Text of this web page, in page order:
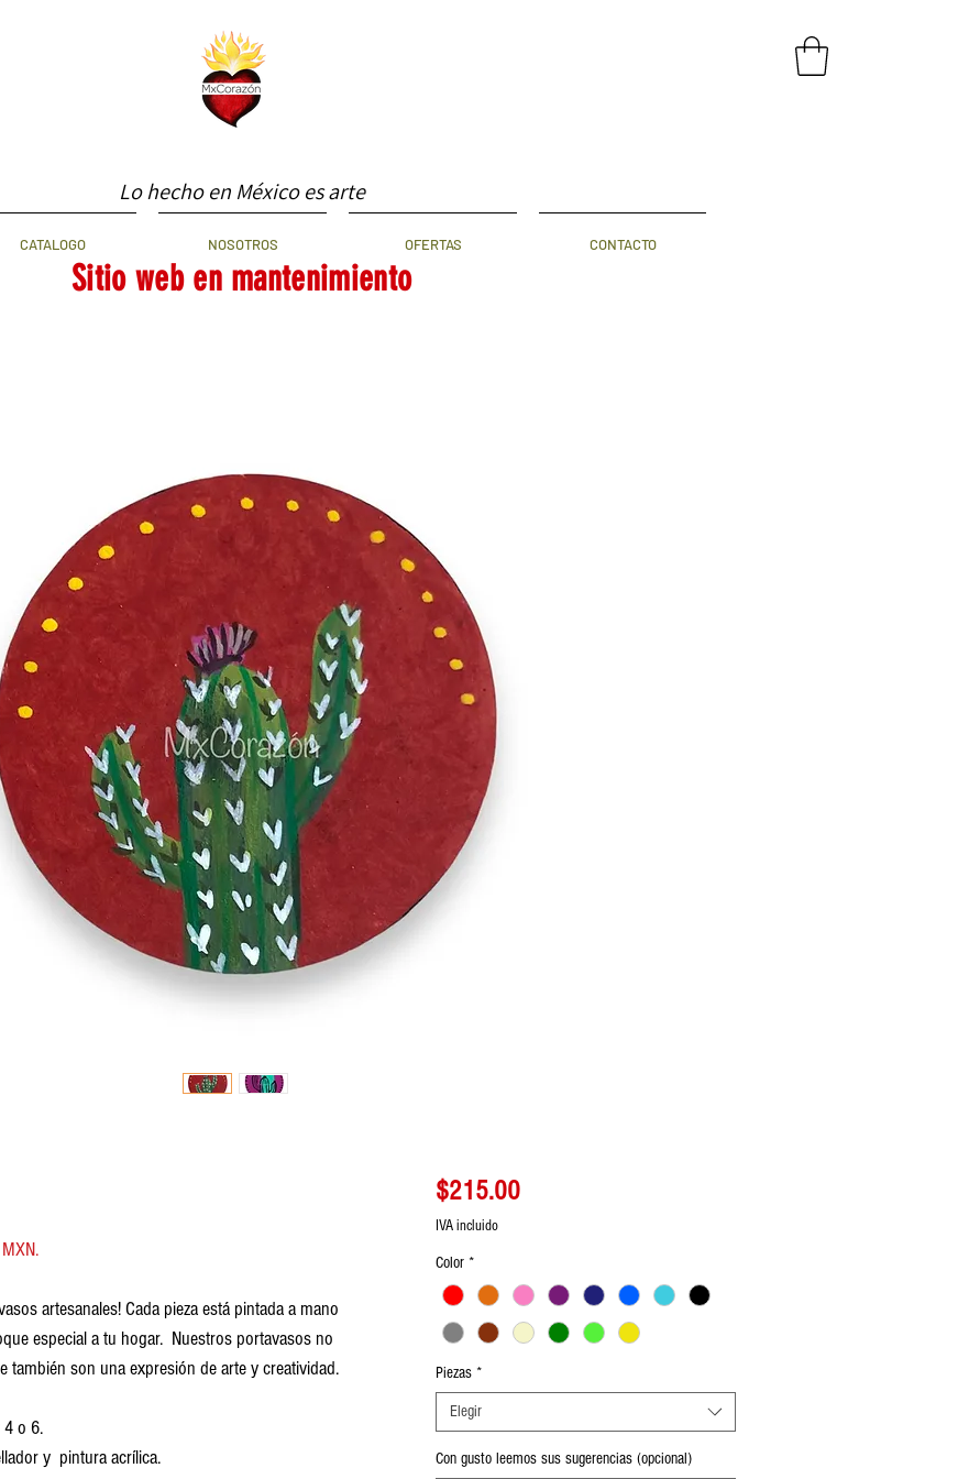
Lo hecho en México es arte
CATALOGO NOSOTROS OFERTAS CONTACTO
Sitio web en mantenimiento
artesanales! Cada pieza está pintada a mano
especial a tu hogar. Nuestros portavasos no
también son una expresión de arte y creatividad.
4 o 6.
y pintura acrílica.
$215.00Precio
IVA incluido
Color *
Piezas *
Elegir
Con gusto leemos sus sugerencias (opcional)